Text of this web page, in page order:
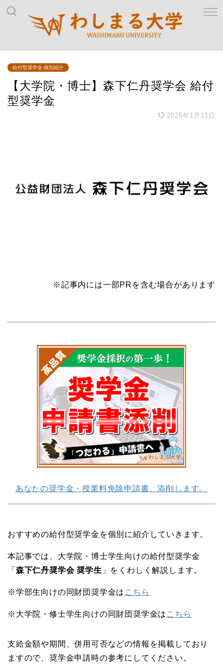
給付型奨学金-個別紹介
【大学院・博士】森下仁丹奨学会 給付
型奨学金
2025年1月11日
※記事内には一部PRを含む場合があります
あなたの奨学金・授業料免除申請書、添削します。
おすすめの給付型奨学金を個別に紹介していきます。
本記事では、大学院・博士学生向けの給付型奨学金
「 森下仁丹奨学会 奨学生 」をくわしく解説します。
※学部生向けの同財団奨学金は こちら
※大学院・修士学生向けの同財団奨学金は こちら
支給金額や期間、併用可否などの情報を掲載しており
ますので、奨学金申請時の参考にしてください。